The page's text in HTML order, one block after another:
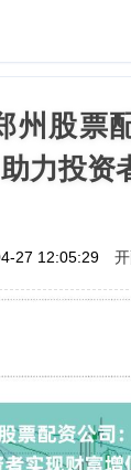
州股票
力投资
27 12:05:29